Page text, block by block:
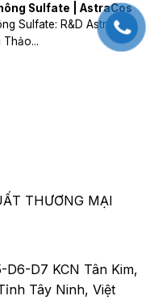
Sulfate | AstraCos
Sulfate: R&D AstraCos
Thảo...
THƯƠNG MẠI
D7 KCN Tân Kim,
Tây Ninh, Việt